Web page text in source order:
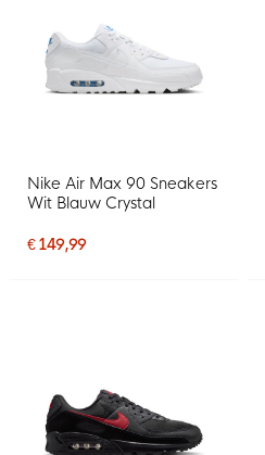
Nike Air Max 90 Sneakers
Wit Blauw Crystal
€ 149,99